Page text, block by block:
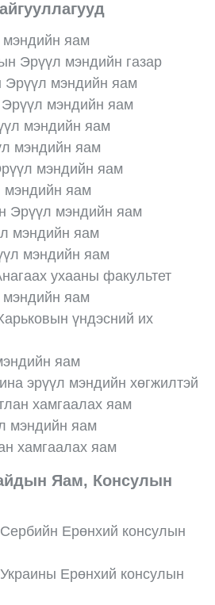
яам
Эрүүл мэндийн газар
Эрүүл мэндийн яам
мэндийн яам
мэндийн яам
мэндийн яам
мэндийн яам
мэндийн яам
Эрүүл мэндийн яам
мэндийн яам
мэндийн яам
ухааны факультет
яам
үндэсний их
яам
эрүүл мэндийн хөгжилтэй
хамгаалах яам
мэндийн яам
хамгаалах яам
Яам, Консулын
Ерөнхий консулын
Ерөнхий консулын